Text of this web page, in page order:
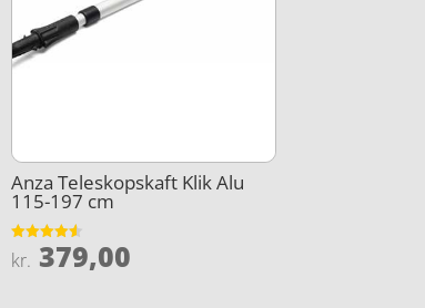
Anza Teleskopskaft Klik Alu
115-197 cm
Vurderet
4.5
kr. 379,00